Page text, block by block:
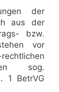
der
aus der
bzw.
vor
sog.
1 BetrVG